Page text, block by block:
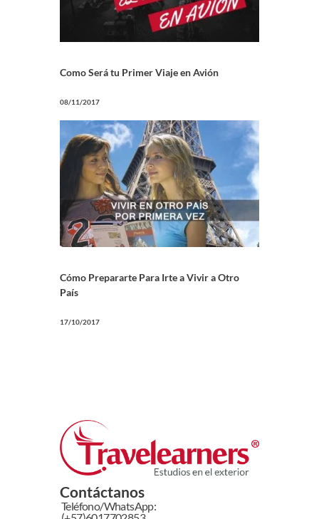
Como Será tu Primer Viaje en Avión
08/11/2017
Cómo Prepararte Para Irte a Vivir a Otro
País
17/10/2017
Contáctanos
Teléfono/WhatsApp: